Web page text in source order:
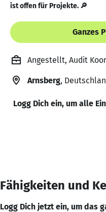
ist offen für Projekte. 🔎
Ganzes
Angestellt, Audit
Arnsberg,
Logg Dich ein, um alle
Fähigkeiten und
Logg Dich jetzt ein, um das